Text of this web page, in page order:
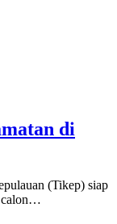
di
(Tikep) siap
calon…